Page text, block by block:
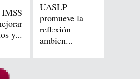
y...
UASLP
promueve la
reflexión
ambien...